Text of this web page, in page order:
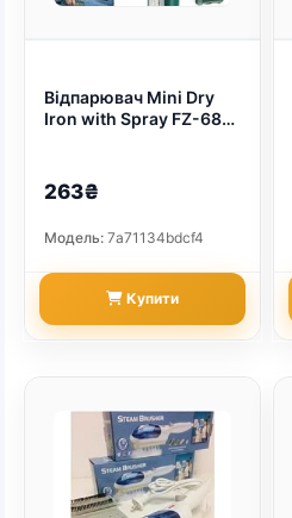
Відпарювач Mini Dry
Iron with Spray FZ-688
263₴
Модель: 7a71134bdcf4
Купити